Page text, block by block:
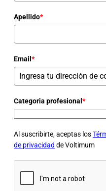
Apellido*
Email *
Categoria profesional *
Al suscribirte, aceptas los
de privacidad de Voltimum